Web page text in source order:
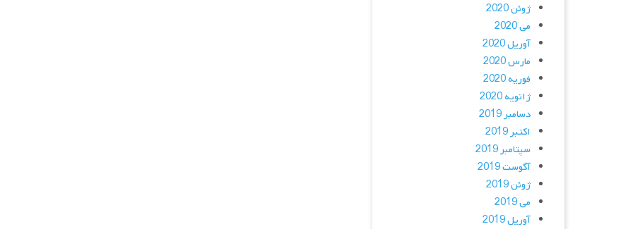
ژوئن 2020
می 2020
آوریل 2020
مارس 2020
فوریه 2020
ژانویه 2020
دسامبر 2019
اکتبر 2019
سپتامبر 2019
آگوست 2019
ژوئن 2019
می 2019
آوریل 2019